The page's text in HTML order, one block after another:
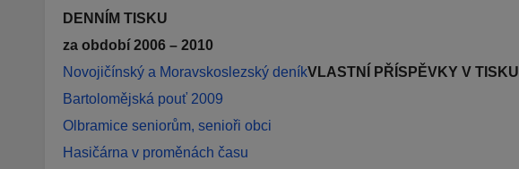
DENNÍM TISKU
za období 2006 – 2010
Novojičínský a Moravskoslezský deníkVLASTNÍ PŘÍSPĚVKY V TISKU
Bartolomějská pouť 2009
Olbramice seniorům, senioři obci
Hasičárna v proměnách času